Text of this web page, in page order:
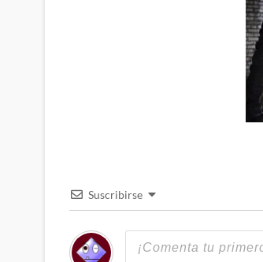
Suscribirse